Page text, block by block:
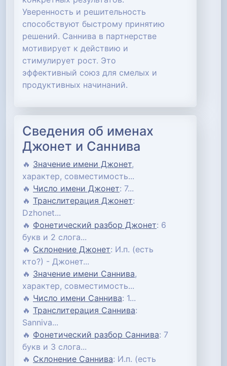
Уверенность и решительность
способствуют быстрому принятию
решений. Саннива в партнерстве
мотивирует к действию и
стимулирует рост. Это
эффективный союз для смелых и
продуктивных начинаний.
Сведения об именах
Джонет и Саннива
🔥 Значение имени Джонет,
характер, совместимость...
🔥 Число имени Джонет: 7...
🔥 Транслитерация Джонет:
Dzhonet...
🔥 Фонетический разбор Джонет: 6
букв и 2 слога...
🔥 Склонение Джонет: И.п. (есть
кто?) - Джонет...
🔥 Значение имени Саннива,
характер, совместимость...
🔥 Число имени Саннива: 1...
🔥 Транслитерация Саннива:
Sanniva...
🔥 Фонетический разбор Саннива: 7
букв и 3 слога...
🔥 Склонение Саннива: И.п. (есть